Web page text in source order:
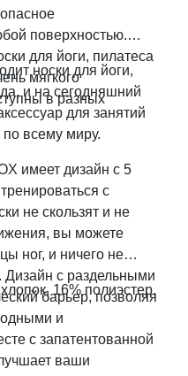
поверхностью.
для йоги, пилатеса
мягкого
в разных
носки для йоги,
и на сегодняшний
для занятий
по всему миру.
имеет дизайн с 5
с
не скользят и не
вы можете
ног, и ничего не
с раздельными
барьер, позволяя
и
с запатентованной
ваши
16% полиэстер,